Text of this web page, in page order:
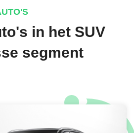
€ 895,-
segment